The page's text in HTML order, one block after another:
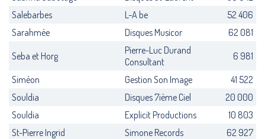
Salebarbes
L-A be
52 406
Sarahmée
Disques Musicor
62 081
Seba et Horg
Pierre-Luc Durand
Consultant
6 981
Siméon
Gestion Son Image
41 522
Souldia
Disques 7ième Ciel
20 000
Souldia
Explicit Productions
10 803
St-Pierre Ingrid
Simone Records
62 927